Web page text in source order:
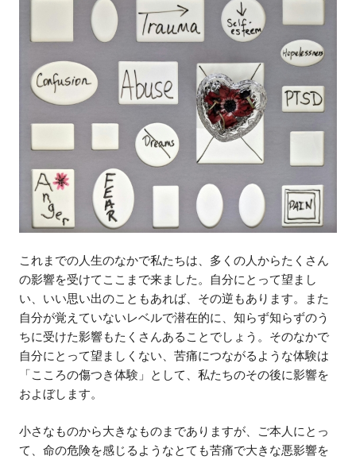
これまでの人生のなかで私たちは、多くの人からたくさん
の影響を受けてここまで来ました。自分にとって望まし
い、いい思い出のこともあれば、その逆もあります。また
自分が覚えていないレベルで潜在的に、知らず知らずのう
ちに受けた影響もたくさんあることでしょう。そのなかで
自分にとって望ましくない、苦痛につながるような体験は
「こころの傷つき体験」として、私たちのその後に影響を
およぼします。
小さなものから大きなものまでありますが、ご本人にとっ
て、命の危険を感じるようなとても苦痛で大きな悪影響を